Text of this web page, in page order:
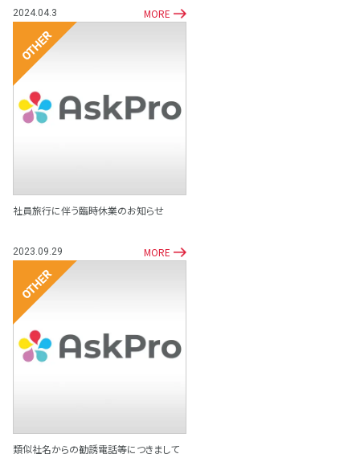
2024.04.3 MORE
その他
社員旅行に伴う臨時休業のお知らせ
2023.09.29 MORE
その他
類似社名からの勧誘電話等につきまして